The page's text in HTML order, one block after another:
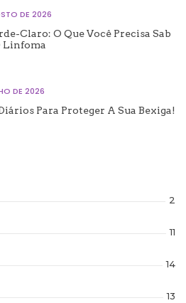
DE 2026
Claro: O Que Você Precisa Sab
Linfoma
DE 2026
Para Proteger A Sua Bexiga!
2
11
14
13